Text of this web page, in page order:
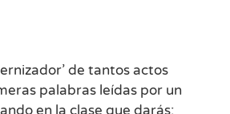
de tantos actos
palabras leídas por un
en la clase que darás: